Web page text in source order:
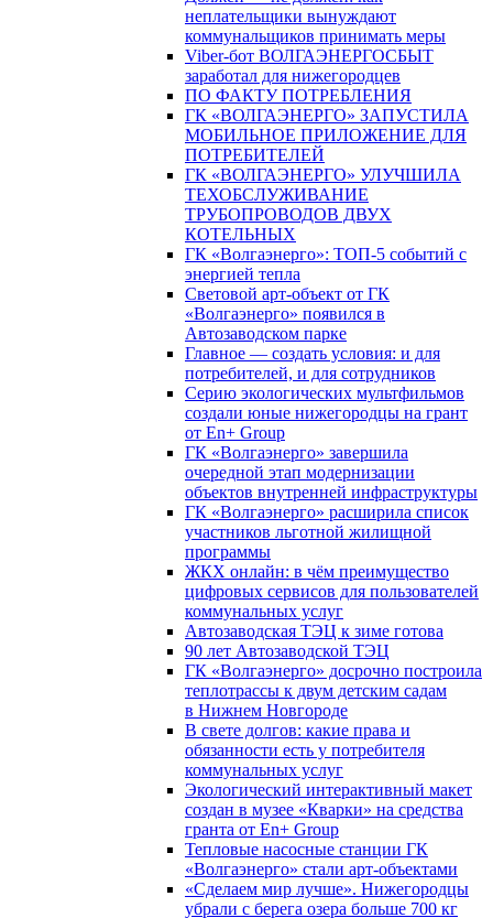
неплательщики вынуждают
коммунальщиков принимать меры
Viber-бот ВОЛГАЭНЕРГОСБЫТ
заработал для нижегородцев
ПО ФАКТУ ПОТРЕБЛЕНИЯ
ГК «ВОЛГАЭНЕРГО» ЗАПУСТИЛА
МОБИЛЬНОЕ ПРИЛОЖЕНИЕ ДЛЯ
ПОТРЕБИТЕЛЕЙ
ГК «ВОЛГАЭНЕРГО» УЛУЧШИЛА
ТЕХОБСЛУЖИВАНИЕ
ТРУБОПРОВОДОВ ДВУХ
КОТЕЛЬНЫХ
ГК «Волгаэнерго»: ТОП-5 событий с
энергией тепла
Световой арт-объект от ГК
«Волгаэнерго» появился в
Автозаводском парке
Главное — создать условия: и для
потребителей, и для сотрудников
Серию экологических мультфильмов
создали юные нижегородцы на грант
от En+ Group
ГК «Волгаэнерго» завершила
очередной этап модернизации
объектов внутренней инфраструктуры
ГК «Волгаэнерго» расширила список
участников льготной жилищной
программы
ЖКХ онлайн: в чём преимущество
цифровых сервисов для пользователей
коммунальных услуг
Автозаводская ТЭЦ к зиме готова
90 лет Автозаводской ТЭЦ
ГК «Волгаэнерго» досрочно построила
теплотрассы к двум детским садам
в Нижнем Новгороде
В свете долгов: какие права и
обязанности есть у потребителя
коммунальных услуг
Экологический интерактивный макет
создан в музее «Кварки» на средства
гранта от En+ Group
Тепловые насосные станции ГК
«Волгаэнерго» стали арт-объектами
«Сделаем мир лучше». Нижегородцы
убрали с берега озера больше 700 кг